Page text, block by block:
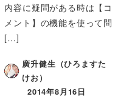
内容に疑問がある時は【コ
メント】の機能を使って問
[…]
廣升健生（ひろますた
けお）
2014年8月16日